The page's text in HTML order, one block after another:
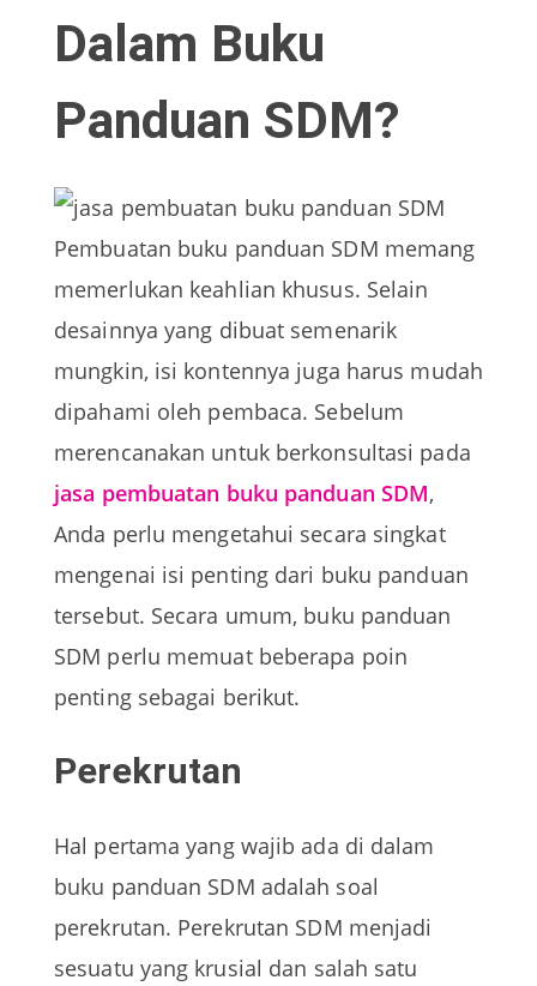
Dalam Buku
Panduan SDM?
Pembuatan buku panduan SDM memang
memerlukan keahlian khusus. Selain
desainnya yang dibuat semenarik
mungkin, isi kontennya juga harus mudah
dipahami oleh pembaca. Sebelum
merencanakan untuk berkonsultasi pada
jasa pembuatan buku panduan SDM,
Anda perlu mengetahui secara singkat
mengenai isi penting dari buku panduan
tersebut. Secara umum, buku panduan
SDM perlu memuat beberapa poin
penting sebagai berikut.
Perekrutan
Hal pertama yang wajib ada di dalam
buku panduan SDM adalah soal
perekrutan. Perekrutan SDM menjadi
sesuatu yang krusial dan salah satu